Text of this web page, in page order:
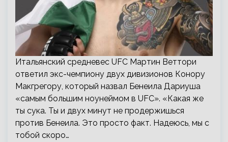
Итальянский средневес UFC Мартин Веттори
ответил экс-чемпиону двух дивизионов Конору
Макгрегору, который назвал Бенеила Дариуша
«самым большим ноунеймом в UFC». «Какая же
ты сука. Ты и двух минут не продержишься
против Бенеила. Это просто факт. Надеюсь, мы с
тобой скоро…